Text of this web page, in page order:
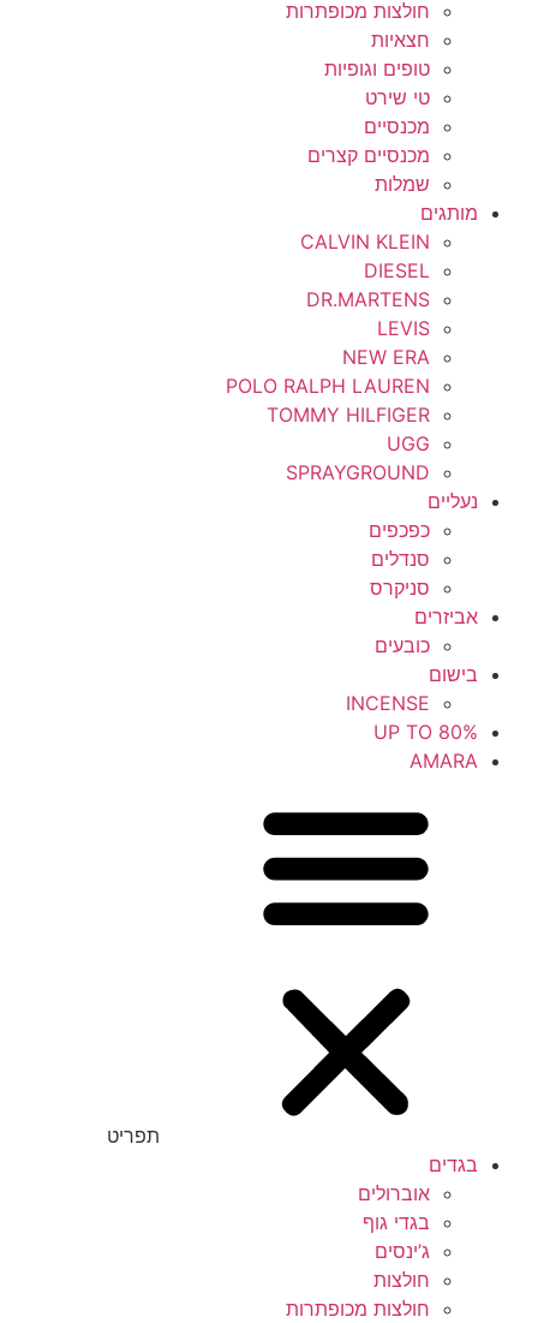
חולצות מכופתרות
חצאיות
טופים וגופיות
טי שירט
מכנסיים
מכנסיים קצרים
שמלות
מותגים
CALVIN KLEIN
DIESEL
DR.MARTENS
LEVIS
NEW ERA
POLO RALPH LAUREN
TOMMY HILFIGER
UGG
SPRAYGROUND
נעליים
כפכפים
סנדלים
סניקרס
אביזרים
כובעים
בישום
INCENSE
UP TO 80%
AMARA
תפריט
בגדים
אוברולים
בגדי גוף
ג’ינסים
חולצות
חולצות מכופתרות